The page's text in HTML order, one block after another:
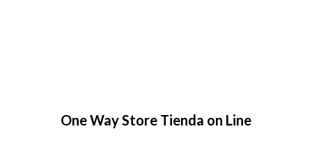
One Way Store Tienda on Line